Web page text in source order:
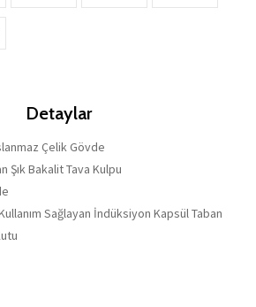
Detaylar
Çelik Gövde
Şık Bakalit Tava Kulpu
Sağlayan İndüksiyon Kapsül Taban